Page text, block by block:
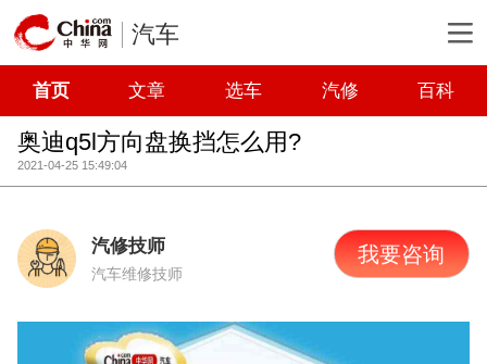
汽车
首页 文章 选车 汽修 百科
奥迪q5l方向盘换挡怎么用?
2021-04-25 15:49:04
汽修技师
汽车维修技师
我要咨询